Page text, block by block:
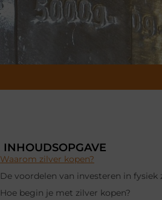
INHOUDSOPGAVE
Waarom zilver kopen?
De voordelen van investeren in fysiek
Hoe begin je met zilver kopen?